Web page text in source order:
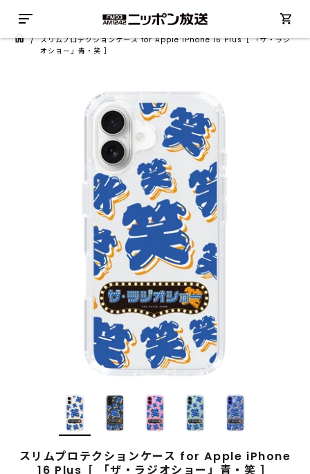
/スリムプロテクションケース for Apple iPhone 16 Plus［ 「ザ・ラジ
オショー」青・笑 ］
スリムプロテクションケース for Apple iPhone
16 Plus［ 「ザ・ラジオショー」青・笑 ］